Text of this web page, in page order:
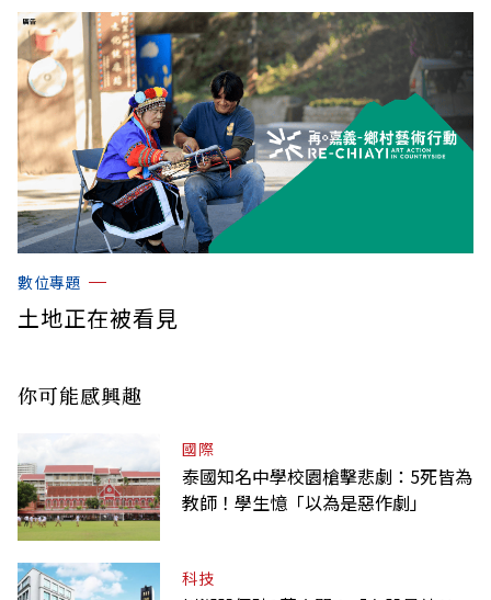
數位專題
土地正在被看見
你可能感興趣
國際
泰國知名中學校園槍擊悲劇：5死皆為
教師！學生憶「以為是惡作劇」
科技